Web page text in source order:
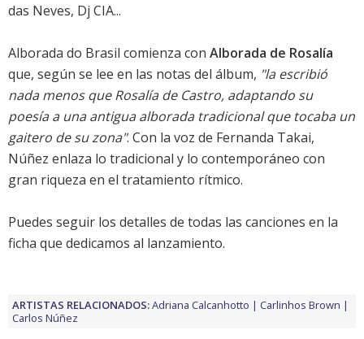
das Neves, Dj CIA...
Alborada do Brasil comienza con Alborada de Rosalía
que, según se lee en las notas del álbum, "la escribió
nada menos que Rosalía de Castro, adaptando su
poesía a una antigua alborada tradicional que tocaba un
gaitero de su zona". Con la voz de Fernanda Takai,
Núñez enlaza lo tradicional y lo contemporáneo con
gran riqueza en el tratamiento rítmico.
Puedes seguir los detalles de todas las canciones en la
ficha que dedicamos al lanzamiento.
ARTISTAS RELACIONADOS:Adriana Calcanhotto
Carlinhos Brown
Carlos Núñez